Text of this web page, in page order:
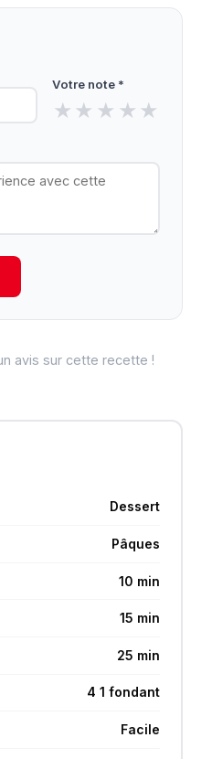
Votre note *
★ ★ ★ ★ ★
avis sur cette recette !
Dessert
Pâques
10 min
15 min
25 min
4 1 fondant
Facile